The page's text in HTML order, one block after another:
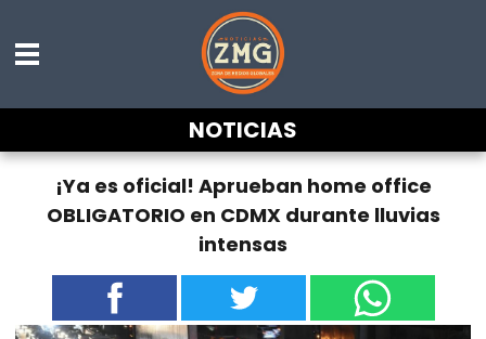
NOTICIAS
¡Ya es oficial! Aprueban home office
OBLIGATORIO en CDMX durante lluvias
intensas